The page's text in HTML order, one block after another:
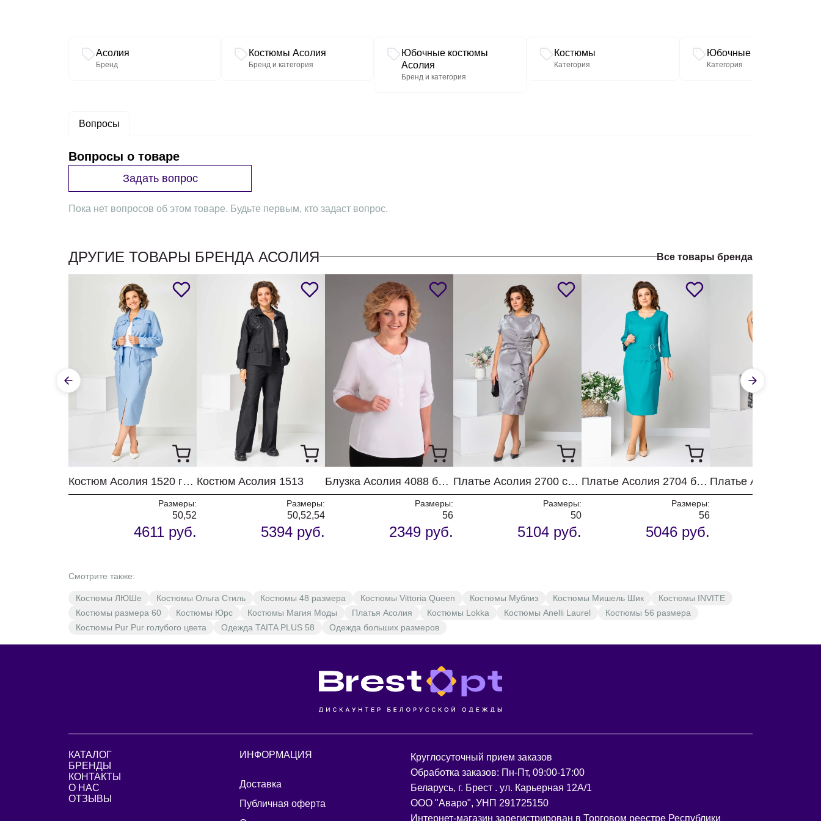
размер 52 – 20,5 (±1) см.
размер 54 – 21,5 (±1) см.
Асолия
Бренд
Костюмы Асолия
Бренд и категория
Юбочные костюмы
Асолия
Бренд и категория
Костюмы
Категория
Юбочные костюмы
Категория
Вопросы
Вопросы о товаре
Задать вопрос
Пока нет вопросов об этом товаре. Будьте первым, кто задаст вопрос.
ДРУГИЕ ТОВАРЫ БРЕНДА АСОЛИЯ Все товары бренда
Костюм Асолия 1520 голубой
Размеры:
50,52
4611 руб.
Костюм Асолия 1513
Размеры:
50,52,54
5394 руб.
Блузка Асолия 4088 белый
Размеры:
56
2349 руб.
Платье Асолия 2700 серый
Размеры:
50
5104 руб.
Платье Асолия 2704 бирюза
Размеры:
56
5046 руб.
Платье Асолия 2715
Смотрите также:
Костюмы ЛЮШе Костюмы Ольга Стиль Костюмы 48 размера Костюмы Vittoria Queen Костюмы Мублиз Костюмы Мишель Шик
Костюмы INVITE
Костюмы размера 60
Костюмы Юрс Костюмы Магия Моды Платья Асолия Костюмы Lokka Костюмы Anelli Laurel
Костюмы 56 размера
Костюмы Pur Pur голубого цвета
Одежда TAITA PLUS 58 Одежда больших размеров
КАТАЛОГ
БРЕНДЫ
КОНТАКТЫ
О НАС
ОТЗЫВЫ
ИНФОРМАЦИЯ
Доставка
Публичная оферта
Круглосуточный прием заказов
Обработка заказов: Пн-Пт, 09:00-17:00
Беларусь, г. Брест . ул. Карьерная 12А/1
ООО "Аваро", УНП 291725150
Интернет-магазин зарегистрирован в Торговом реестре Республики